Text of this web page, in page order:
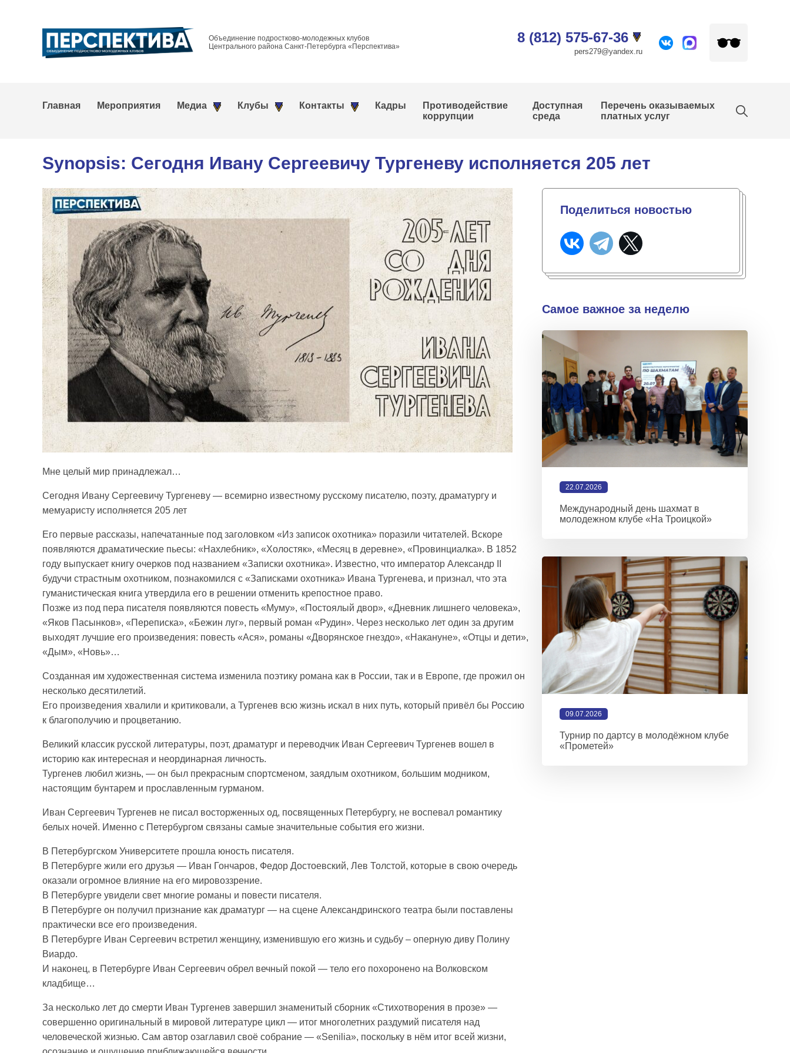
Объединение подростково-молодежных клубов
Центрального района Санкт-Петербурга «Перспектива»
8 (812) 575-67-36
pers279@yandex.ru
Главная Мероприятия Медиа Клубы Контакты Кадры
Противодействие
коррупции
Доступная
среда
Перечень оказываемых
платных услуг
Synopsis: Сегодня Ивану Сергеевичу Тургеневу исполняется 205 лет
Мне целый мир принадлежал…
Сегодня Ивану Сергеевичу Тургеневу — всемирно известному русскому писателю, поэту, драматургу и
мемуаристу исполняется 205 лет
Его первые рассказы, напечатанные под заголовком «Из записок охотника» поразили читателей. Вскоре
появляются драматические пьесы: «Нахлебник», «Холостяк», «Месяц в деревне», «Провинциалка». В 1852
году выпускает книгу очерков под названием «Записки охотника». Известно, что император Александр II
будучи страстным охотником, познакомился с «Записками охотника» Ивана Тургенева, и признал, что эта
гуманистическая книга утвердила его в решении отменить крепостное право.
Позже из под пера писателя появляются повесть «Муму», «Постоялый двор», «Дневник лишнего человека»,
«Яков Пасынков», «Переписка», «Бежин луг», первый роман «Рудин». Через несколько лет один за другим
выходят лучшие его произведения: повесть «Ася», романы «Дворянское гнездо», «Накануне», «Отцы и дети»,
«Дым», «Новь»…
Созданная им художественная система изменила поэтику романа как в России, так и в Европе, где прожил он
несколько десятилетий.
Его произведения хвалили и критиковали, а Тургенев всю жизнь искал в них путь, который привёл бы Россию
к благополучию и процветанию.
Великий классик русской литературы, поэт, драматург и переводчик Иван Сергеевич Тургенев вошел в
историю как интересная и неординарная личность.
Тургенев любил жизнь, — он был прекрасным спортсменом, заядлым охотником, большим модником,
настоящим бунтарем и прославленным гурманом.
Иван Сергеевич Тургенев не писал восторженных од, посвященных Петербургу, не воспевал романтику
белых ночей. Именно с Петербургом связаны самые значительные события его жизни.
В Петербургском Университете прошла юность писателя.
В Петербурге жили его друзья — Иван Гончаров, Федор Достоевский, Лев Толстой, которые в свою очередь
оказали огромное влияние на его мировоззрение.
В Петербурге увидели свет многие романы и повести писателя.
В Петербурге он получил признание как драматург — на сцене Александринского театра были поставлены
практически все его произведения.
В Петербурге Иван Сергеевич встретил женщину, изменившую его жизнь и судьбу – оперную диву Полину
Виардо.
И наконец, в Петербурге Иван Сергеевич обрел вечный покой — тело его похоронено на Волковском
кладбище…
За несколько лет до смерти Иван Тургенев завершил знаменитый сборник «Стихотворения в прозе» —
совершенно оригинальный в мировой литературе цикл — итог многолетних раздумий писателя над
человеческой жизнью. Сам автор озаглавил своё собрание — «Senilia», поскольку в нём итог всей жизни,
Поделиться новостью
Самое важное за неделю
22.07.2026
Международный день шахмат в
молодежном клубе «На Троицкой»
09.07.2026
Турнир по дартсу в молодёжном клубе
«Прометей»